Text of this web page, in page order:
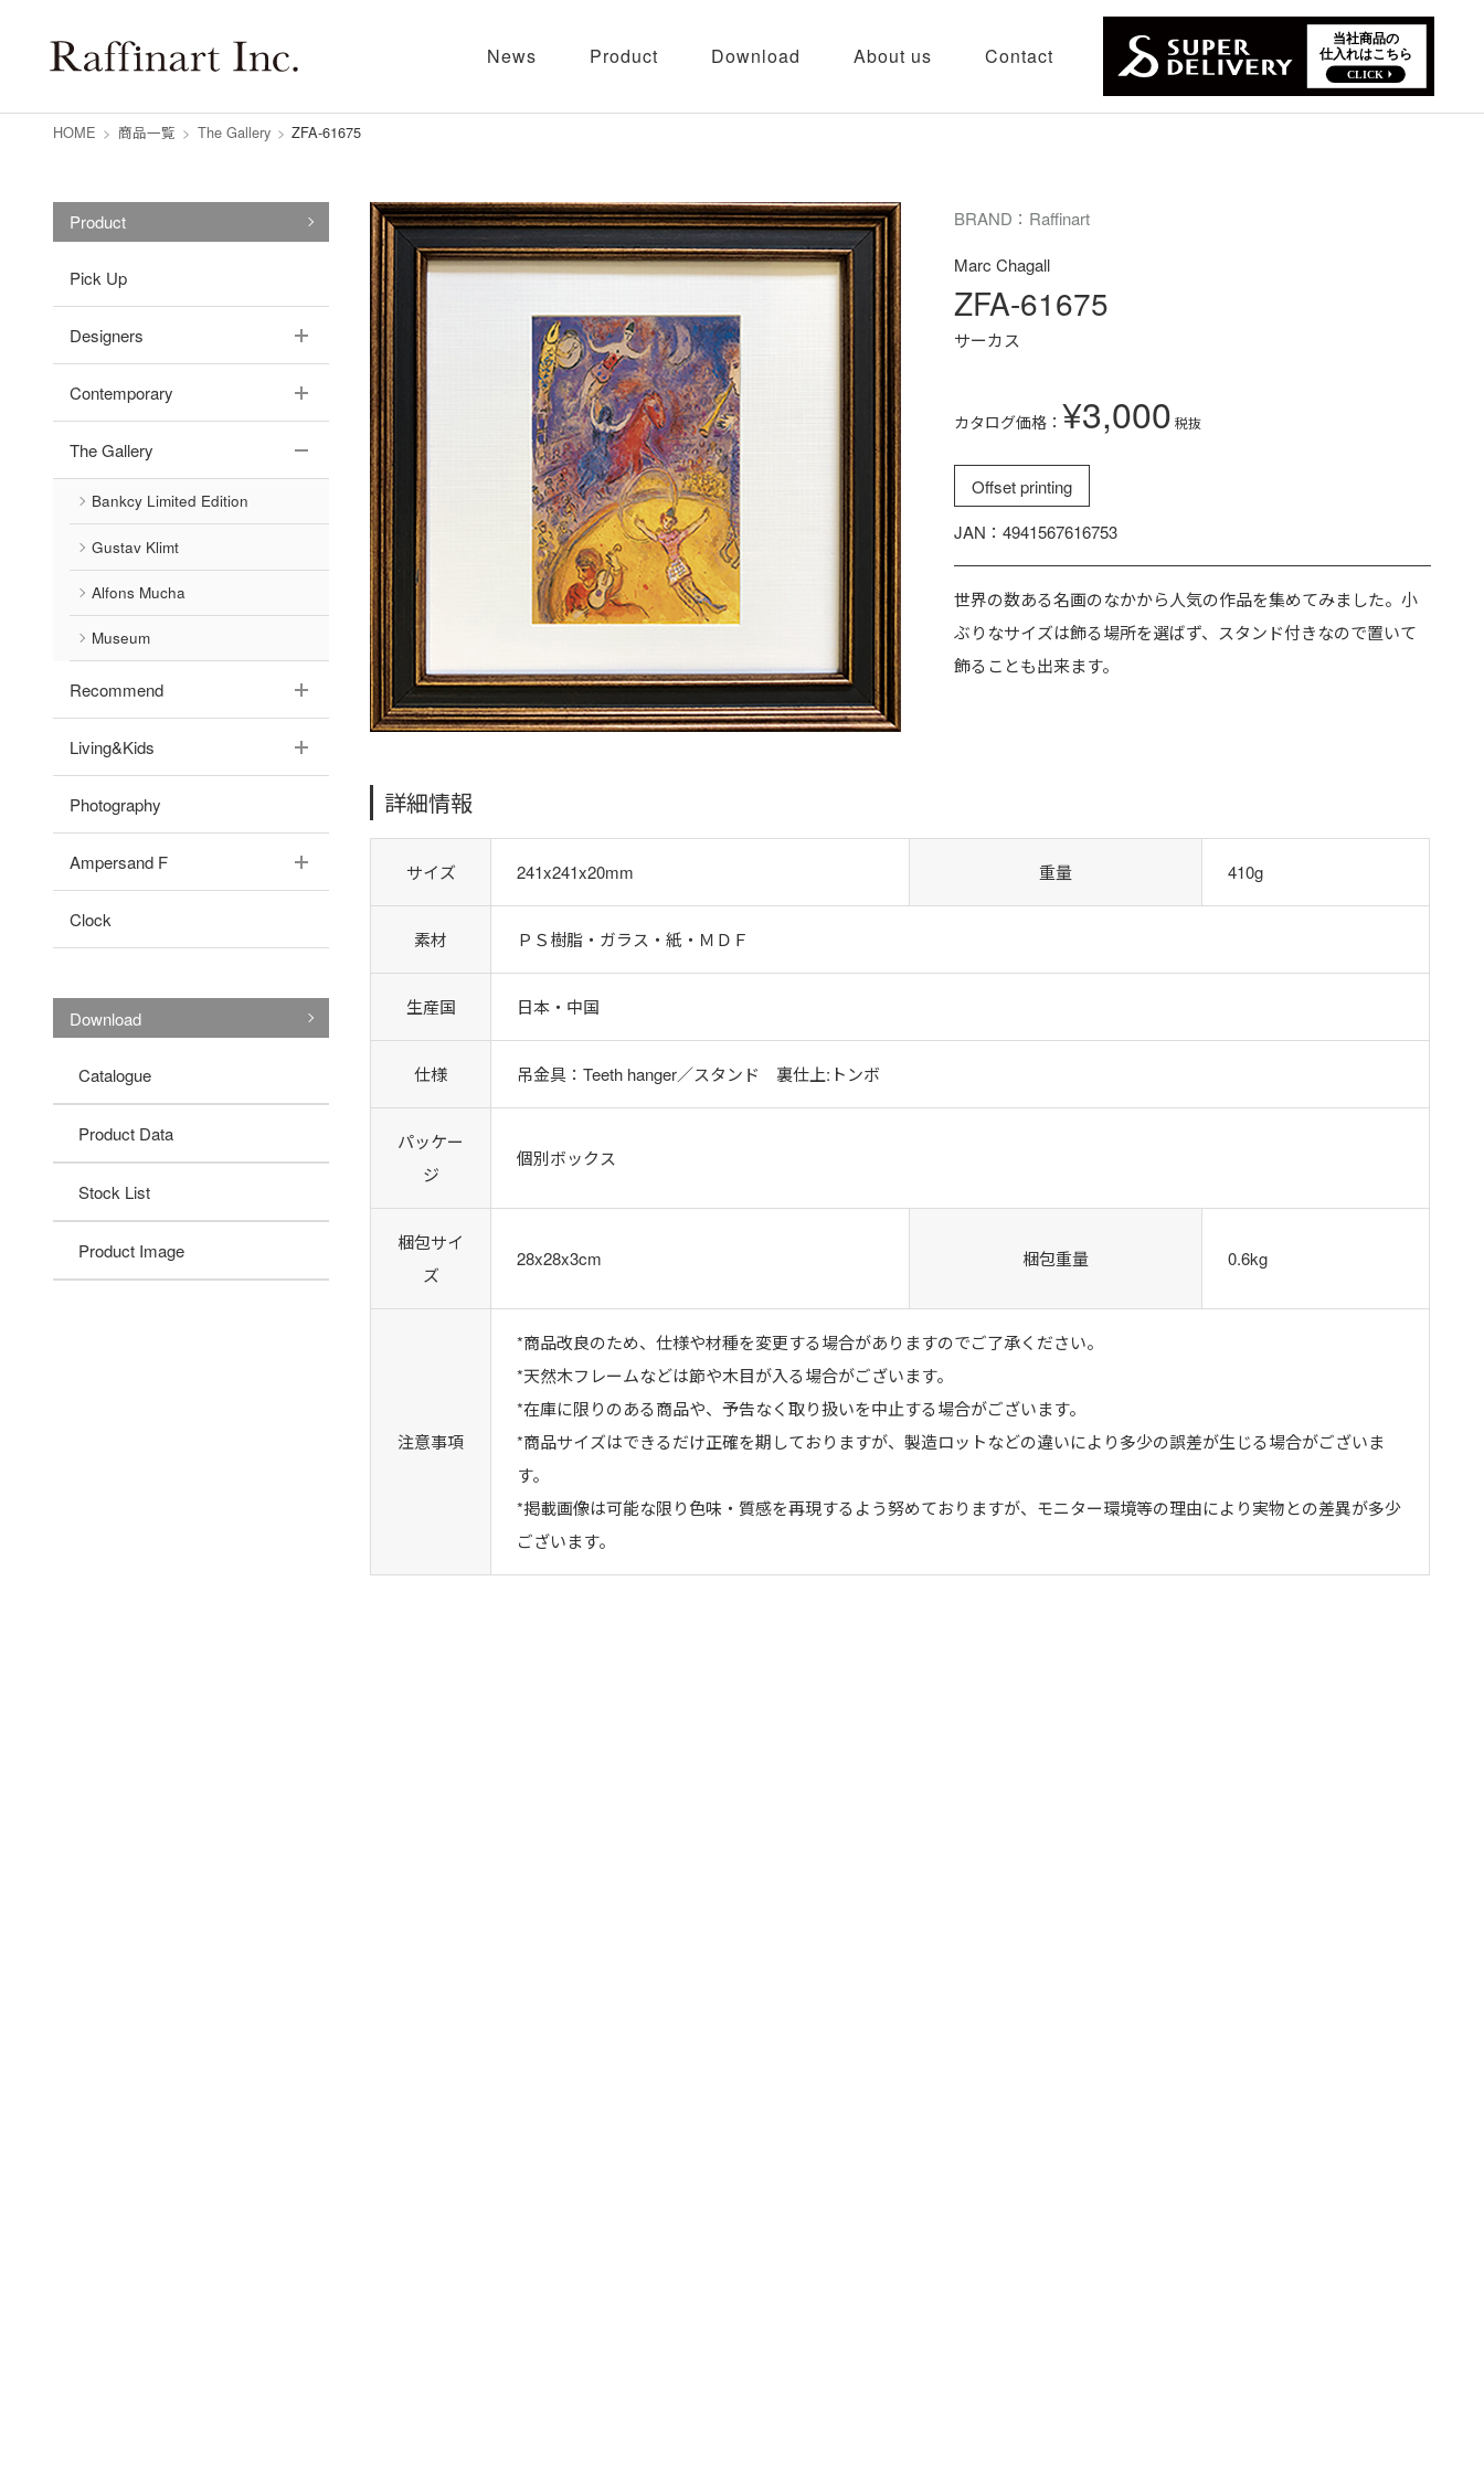
News Product Download About us Contact
HOME > 商品一覧 > The Gallery > ZFA-61675
Product
Pick Up
Designers
Contemporary
The Gallery
Bankcy Limited Edition
Gustav Klimt
Alfons Mucha
Museum
Recommend
Living&Kids
Photography
Ampersand F
Clock
Download
Catalogue
Product Data
Stock List
Product Image
BRAND：Raffinart
Marc Chagall
ZFA-61675
サーカス
カタログ価格： ¥3,000 税抜
Offset printing
JAN：4941567616753
世界の数ある名画のなかから人気の作品を集めてみました。小
ぶりなサイズは飾る場所を選ばず、スタンド付きなので置いて
飾ることも出来ます。
詳細情報
サイズ 241x241x20mm 重量 410g
素材 ＰＳ樹脂・ガラス・紙・ＭＤＦ
生産国 日本・中国
仕様 吊金具：Teeth hanger／スタンド 裏仕上:トンボ
パッケー
ジ
個別ボックス
梱包サイ
ズ
28x28x3cm 梱包重量 0.6kg
注意事項
*商品改良のため、仕様や材種を変更する場合がありますのでご了承ください。
*天然木フレームなどは節や木目が入る場合がございます。
*在庫に限りのある商品や、予告なく取り扱いを中止する場合がございます。
*商品サイズはできるだけ正確を期しておりますが、製造ロットなどの違いにより多少の誤差が生じる場合がございま
す。
*掲載画像は可能な限り色味・質感を再現するよう努めておりますが、モニター環境等の理由により実物との差異が多少
ございます。